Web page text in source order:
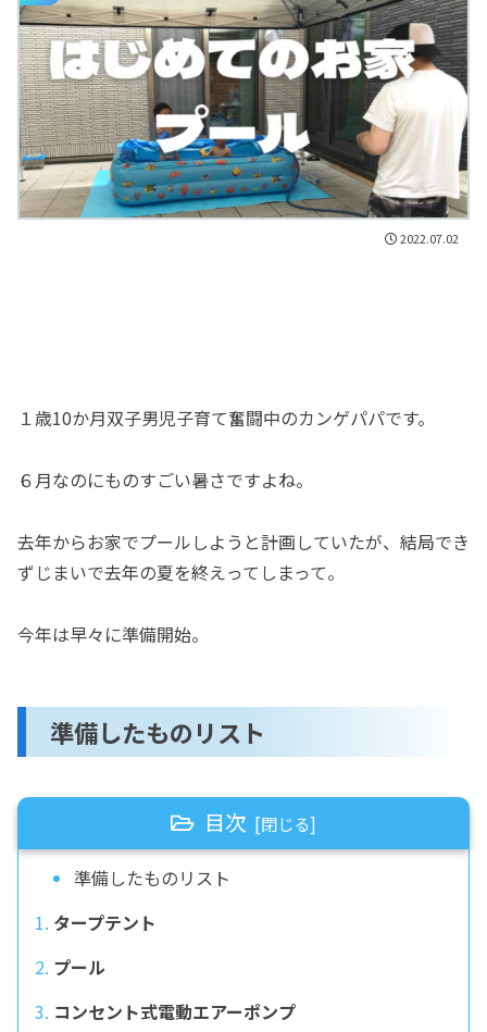
2022.07.02
１歳10か月双子男児子育て奮闘中のカンゲパパです。
６月なのにものすごい暑さですよね。
去年からお家でプールしようと計画していたが、結局でき
ずじまいで去年の夏を終えってしまって。
今年は早々に準備開始。
準備したものリスト
目次
準備したものリスト
タープテント
プール
コンセント式電動エアーポンプ